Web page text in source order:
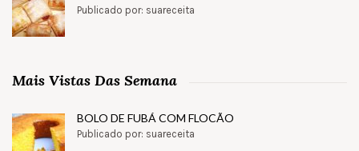
Publicado por: suareceita
Mais Vistas Das Semana
BOLO DE FUBÁ COM FLOCÃO
Publicado por: suareceita